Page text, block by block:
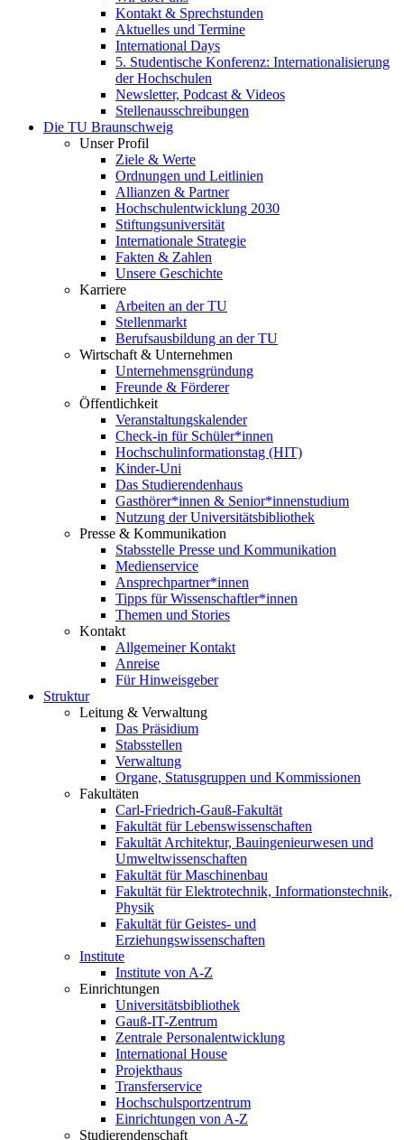
Kontakt & Sprechstunden
Aktuelles und Termine
International Days
5. Studentische Konferenz: Internationalisierung
der Hochschulen
Newsletter, Podcast & Videos
Stellenausschreibungen
Die TU Braunschweig
Unser Profil
Ziele & Werte
Ordnungen und Leitlinien
Allianzen & Partner
Hochschulentwicklung 2030
Stiftungsuniversität
Internationale Strategie
Fakten & Zahlen
Unsere Geschichte
Karriere
Arbeiten an der TU
Stellenmarkt
Berufsausbildung an der TU
Wirtschaft & Unternehmen
Unternehmensgründung
Freunde & Förderer
Öffentlichkeit
Veranstaltungskalender
Check-in für Schüler*innen
Hochschulinformationstag (HIT)
Kinder-Uni
Das Studierendenhaus
Gasthörer*innen & Senior*innenstudium
Nutzung der Universitätsbibliothek
Presse & Kommunikation
Stabsstelle Presse und Kommunikation
Medienservice
Ansprechpartner*innen
Tipps für Wissenschaftler*innen
Themen und Stories
Kontakt
Allgemeiner Kontakt
Anreise
Für Hinweisgeber
Struktur
Leitung & Verwaltung
Das Präsidium
Stabsstellen
Verwaltung
Organe, Statusgruppen und Kommissionen
Fakultäten
Carl-Friedrich-Gauß-Fakultät
Fakultät für Lebenswissenschaften
Fakultät Architektur, Bauingenieurwesen und
Umweltwissenschaften
Fakultät für Maschinenbau
Fakultät für Elektrotechnik, Informationstechnik,
Physik
Fakultät für Geistes- und
Erziehungswissenschaften
Institute
Institute von A-Z
Einrichtungen
Universitätsbibliothek
Gauß-IT-Zentrum
Zentrale Personalentwicklung
International House
Projekthaus
Transferservice
Hochschulsportzentrum
Einrichtungen von A-Z
Studierendenschaft